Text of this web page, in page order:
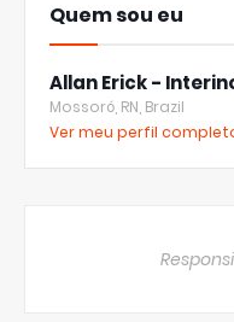
Quem sou eu
Allan Erick -
Mossoró, RN, Brazil
Ver meu perfil